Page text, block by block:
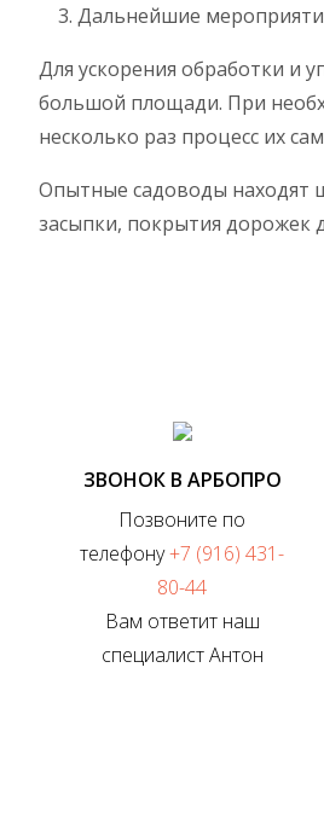
Дальнейшие
Для ускорения обработки и
большой площади. При
несколько раз процесс их
Опытные садоводы находят
засыпки, покрытия дорожек
ЗВОНОК В АРБОПРО
Позвоните по
телефону+7 (916) 431-
80-44
Вам ответит наш
специалист Антон